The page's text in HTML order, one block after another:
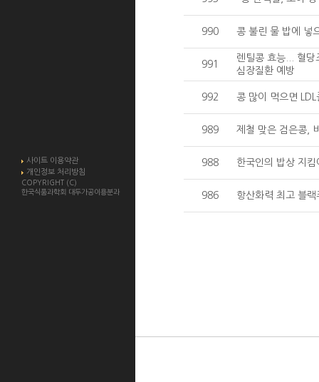
사이트 이용약관
개인정보 처리방침
COPYRIGHT (C)
한국식품과학회 대두가공이용분과
990 콩 불린 물 밥에 넣
991
렌틸콩 효능... 혈당
심장질환 예방
992 콩 많이 먹으면
989 제철 맞은 검은콩,
988 한국인의 밥상 지
986 항산화력 최고 블